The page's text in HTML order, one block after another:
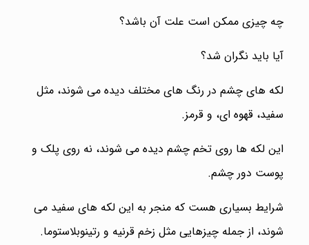
چه چیزی ممکن است علت آن باشد؟
آیا باید نگران شد؟
لکه های چشم در رنگ های مختلف دیده می شوند، مثل
سفید، قهوه ای، و قرمز.
این لکه ها روی تخم چشم دیده می شوند، نه روی پلک و
پوست دور چشم.
شرایط بسیاری هست که منجر به این لکه های سفید می
شوند، از جمله چیزهایی مثل زخم قرنیه و رتینوبلاستوما.